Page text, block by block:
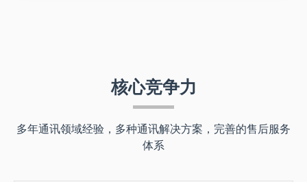
核心竞争力
多年通讯领域经验，多种通讯解决方案，完善的售后服务
体系